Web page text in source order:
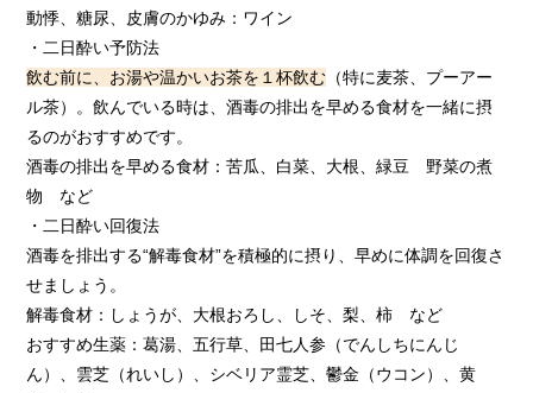
動悸、糖尿、皮膚のかゆみ：ワイン
・二日酔い予防法
飲む前に、お湯や温かいお茶を１杯飲む （特に麦茶、プーアー
ル茶）。飲んでいる時は、酒毒の排出を早める食材を一緒に摂
るのがおすすめです。
酒毒の排出を早める食材：苦瓜、白菜、大根、緑豆 野菜の煮
物 など
・二日酔い回復法
酒毒を排出する“解毒食材”を積極的に摂り、早めに体調を回復さ
せましょう。
解毒食材：しょうが、大根おろし、しそ、梨、柿 など
おすすめ生薬：葛湯、五行草、田七人参（でんしちにんじ
ん）、雲芝（れいし）、シベリア霊芝、鬱金（ウコン）、黄